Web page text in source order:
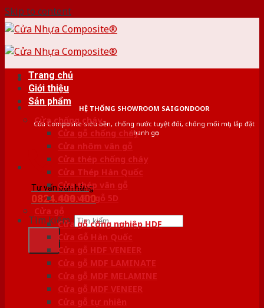
Skip to content
HỆ THỐNG SHOWROOM SAIGONDOOR
Cửa Composite siêu bền, chống nước tuyệt đối, chống mối mọt, lắp đặt
nhanh gọn
Tư vấn bán hàng
0824.400.400
Tìm kiếm:
Trang chủ
Giới thiệu
Sản phẩm
Cửa chống cháy
Cửa gỗ chống cháy
Cửa nhôm vân gỗ
Cửa thép chống cháy
Cửa Thép Hàn Quốc
Cửa thép vân gỗ
Cửa vân gỗ 5D
Cửa gỗ
Cửa gỗ công nghiệp HDF
Cửa Gỗ Hàn Quốc
Cửa gỗ HDF VENEER
Cửa gỗ MDF LAMINATE
Cửa gỗ MDF MELAMINE
Cửa gỗ MDF VENEER
Cửa gỗ tự nhiên